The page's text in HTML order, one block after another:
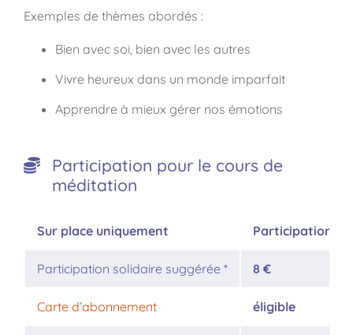
Exemples de thèmes abordés :
Bien avec soi, bien avec les autres
Vivre heureux dans un monde imparfait
Apprendre à mieux gérer nos émotions
Participation pour le cours de
méditation
Sur place uniquement Participation
Participation solidaire suggérée * 8 €
Carte d’abonnement éligible